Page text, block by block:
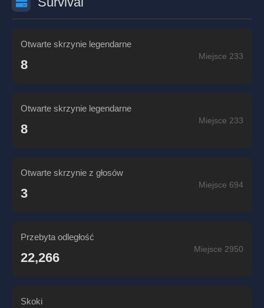
Otwarte skrzynie legendarne
8
Miejsce 233
Otwarte skrzynie legendarne
8
Miejsce 233
Otwarte skrzynie z głosów
3
Miejsce 694
Przebyta odległość
22,266
Miejsce 2950
Skoki